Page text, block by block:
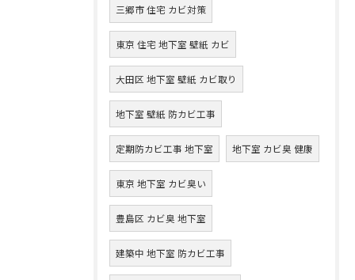
三郷市 住宅 カビ対策
東京 住宅 地下室 壁紙 カビ
大田区 地下室 壁紙 カビ取り
地下室 壁紙 防カビ工事
定期防カビ工事 地下室 地下室 カビ臭 健康
東京 地下室 カビ臭い
豊島区 カビ臭 地下室
建築中 地下室 防カビ工事